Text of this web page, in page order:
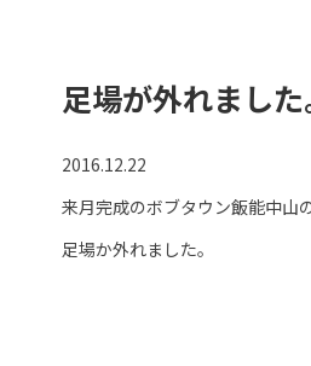
足場が外れました
2016.12.22
来月完成のボブタウン飯能中山
足場か外れました。